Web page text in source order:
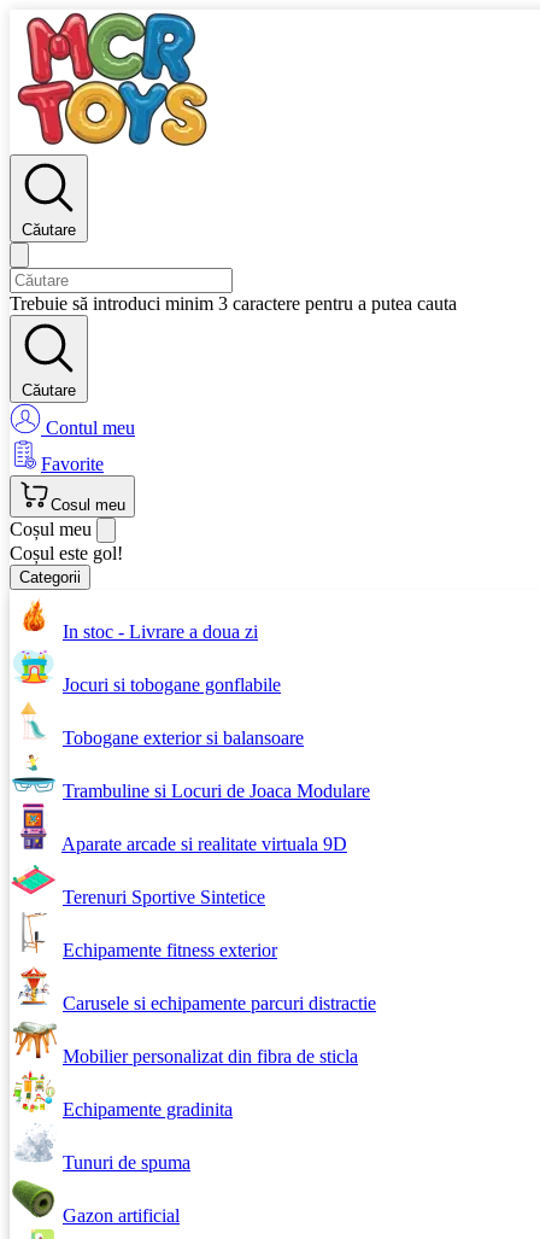
Căutare
Trebuie să introduci minim 3 caractere pentru a putea cauta
Căutare
Contul meu
Favorite
Cosul meu
Coșul meu
Coșul este gol!
Categorii
In stoc - Livrare a doua zi
Jocuri si tobogane gonflabile
Tobogane exterior si balansoare
Trambuline si Locuri de Joaca Modulare
Aparate arcade si realitate virtuala 9D
Terenuri Sportive Sintetice
Echipamente fitness exterior
Carusele si echipamente parcuri distractie
Mobilier personalizat din fibra de sticla
Echipamente gradinita
Tunuri de spuma
Gazon artificial